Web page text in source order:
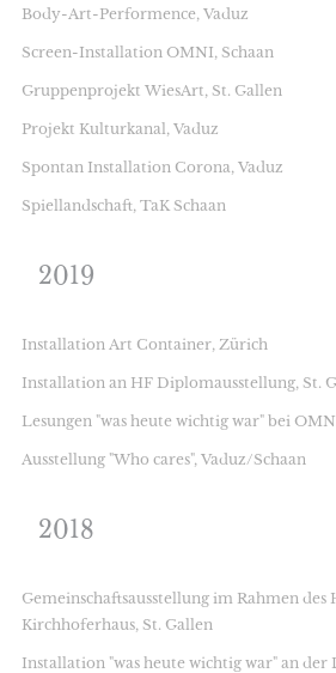
Body-Art-Performence, Vaduz
Screen-Installation OMNI, Schaan
Gruppenprojekt WiesArt, St. Gallen
Projekt Kulturkanal, Vaduz
Spontan Installation Corona, Vaduz
Spiellandschaft, TaK Schaan
2019
Installation Art Container, Zürich
Installation an HF Diplomausstellung, St.
Lesungen "was heute wichtig war" bei
Ausstellung "Who cares", Vaduz/Schaan
2018
Gemeinschaftsausstellung im Rahmen
Kirchhoferhaus, St. Gallen
Installation "was heute wichtig war" an der